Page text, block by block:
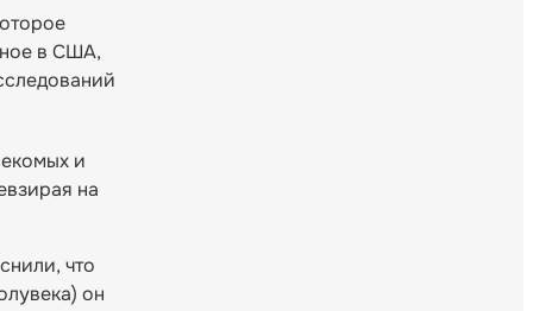
в США,
и
на
что
он